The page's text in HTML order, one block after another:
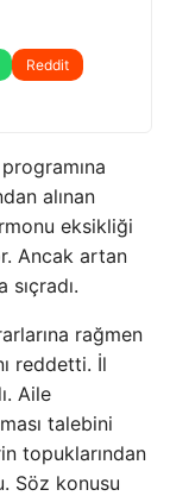
Reddit
alınan
eksikliği
Ancak artan
sıçradı.
rağmen
reddetti. İl
Aile
talebini
topuklarından
Söz konusu